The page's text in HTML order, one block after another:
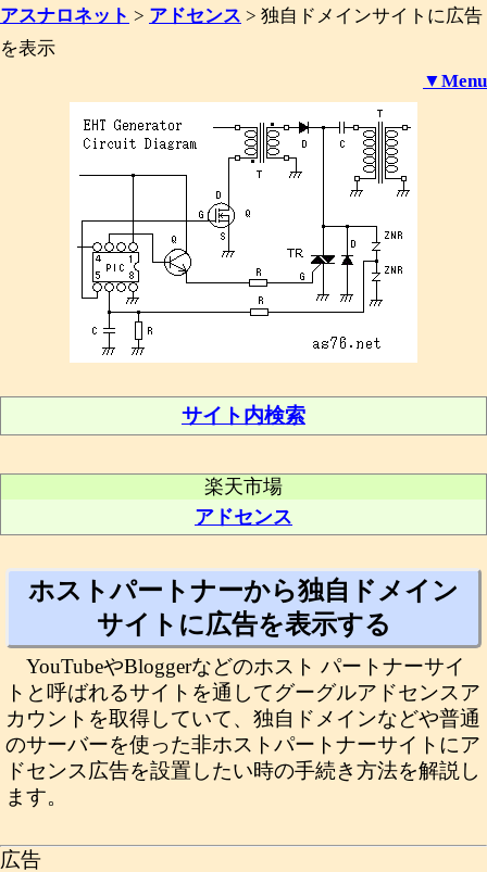
アスナロネット > アドセンス > 独自ドメインサイトに広告
を表示
▼Menu
サイト内検索
楽天市場
アドセンス
ホストパートナーから独自ドメイン
サイトに広告を表示する
YouTubeやBloggerなどのホスト パートナーサイ
トと呼ばれるサイトを通してグーグルアドセンスア
カウントを取得していて、独自ドメインなどや普通
のサーバーを使った非ホストパートナーサイトにア
ドセンス広告を設置したい時の手続き方法を解説し
ます。
広告